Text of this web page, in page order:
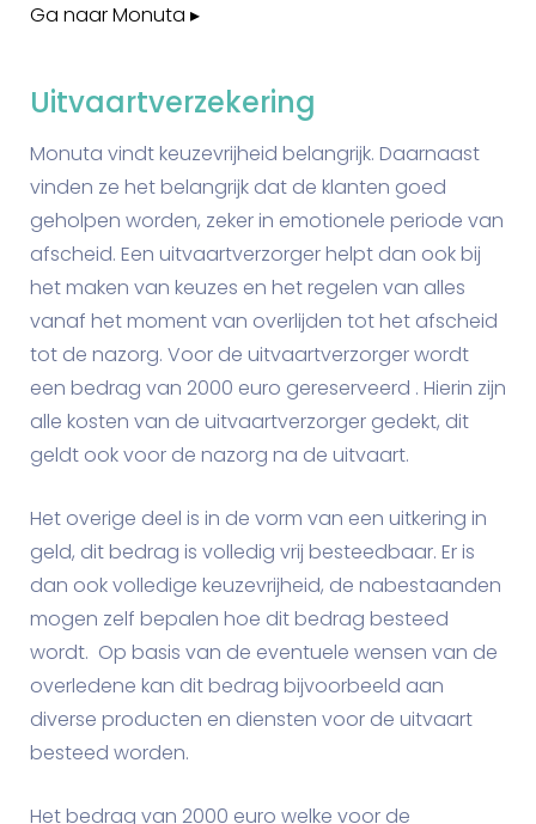
Ga naar Monuta ▸
Uitvaartverzekering
Monuta vindt keuzevrijheid belangrijk. Daarnaast
vinden ze het belangrijk dat de klanten goed
geholpen worden, zeker in emotionele periode van
afscheid. Een uitvaartverzorger helpt dan ook bij
het maken van keuzes en het regelen van alles
vanaf het moment van overlijden tot het afscheid
tot de nazorg. Voor de uitvaartverzorger wordt
een bedrag van 2000 euro gereserveerd . Hierin zijn
alle kosten van de uitvaartverzorger gedekt, dit
geldt ook voor de nazorg na de uitvaart.
Het overige deel is in de vorm van een uitkering in
geld, dit bedrag is volledig vrij besteedbaar. Er is
dan ook volledige keuzevrijheid, de nabestaanden
mogen zelf bepalen hoe dit bedrag besteed
wordt. Op basis van de eventuele wensen van de
overledene kan dit bedrag bijvoorbeeld aan
diverse producten en diensten voor de uitvaart
besteed worden.
Het bedrag van 2000 euro welke voor de